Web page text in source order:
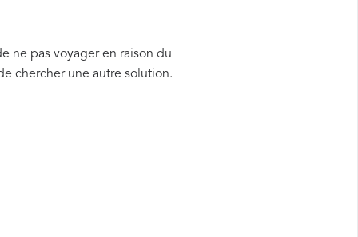
ne pas voyager en raison du
chercher une autre solution.